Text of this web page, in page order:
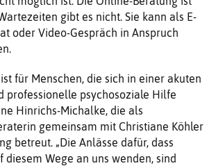
gibt es nicht. Sie kann als E-
oder Video-Gespräch in Anspruch
für Menschen, die sich in einer akuten
professionelle psychosoziale Hilfe
Hinrichs-Michalke, die als
gemeinsam mit Christiane Köhler
betreut. „Die Anlässe dafür, dass
diesem Wege an uns wenden, sind